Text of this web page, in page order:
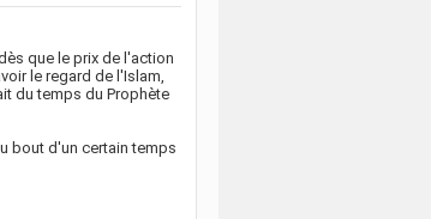
que le prix de l'action
le regard de l'Islam,
du temps du Prophète
bout d'un certain temps